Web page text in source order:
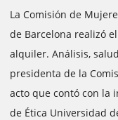
La Comisión de
de Barcelona realizó
alquiler. Análisis,
presidenta de la
acto que contó con la
de Ética Universidad